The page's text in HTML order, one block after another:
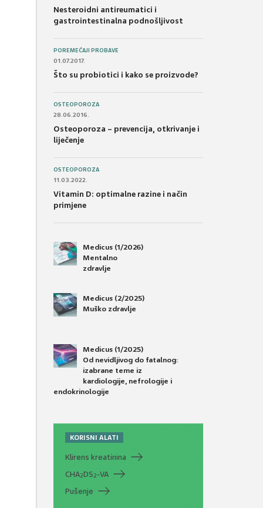
Nesteroidni antireumatici i
gastrointestinalna podnošljivost
POREMEĆAJI PROBAVE
01.07.2017.
Što su probiotici i kako se proizvode?
OSTEOPOROZA
28.06.2016.
Osteoporoza – prevencija, otkrivanje i
liječenje
OSTEOPOROZA
11.03.2022.
Vitamin D: optimalne razine i način
primjene
Medicus (1/2026)
Mentalno
zdravlje
Medicus (2/2025)
Muško zdravlje
Medicus (1/2025)
Od nevidljivog do fatalnog:
izabrane teme iz
kardiologije, nefrologije i
endokrinologije
KORISNI ALATI
Klirens kreatinina
CHA2DS2-VA
Pušenje